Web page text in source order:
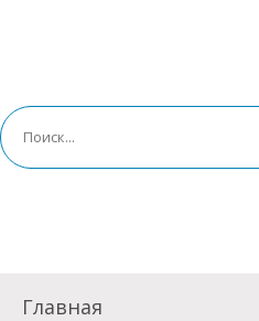
Главная